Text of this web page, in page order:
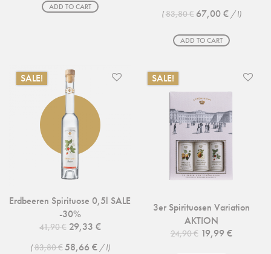
ADD TO CART
(83,80€ 67,00€/l)
ADD TO CART
SALE!
Erdbeeren Spirituose 0,5l SALE
-30%
41,90€ Original price was: 41,90 €.
29,33 €Current price is: 29,33 €.
(83,80€58,66€/l)
SALE!
3er Spirituosen Variation
AKTION
24,90€ Original price
19,99€Current